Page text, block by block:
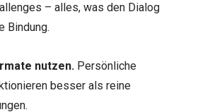
– alles, was den Dialog
Bindung.
nutzen.Persönliche
besser als reine